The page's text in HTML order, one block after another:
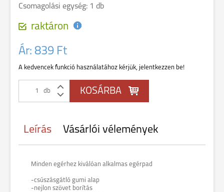
Csomagolási egység: 1 db
raktáron
Ár: 839 Ft
A kedvencek funkció használatához kérjük, jelentkezzen be!
db
Leírás Vásárlói vélemények
Minden egérhez kiválóan alkalmas egérpad
-csúszásgátló gumi alap
-nejlon szövet borítás